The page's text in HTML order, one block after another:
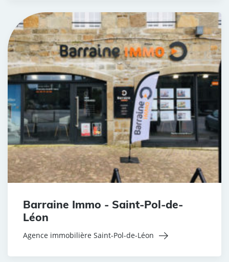
Barraine Immo - Saint-Pol-de-
Léon
Agence immobilière Saint-Pol-de-Léon